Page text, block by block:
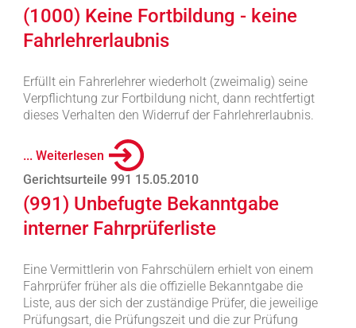
(1000) Keine Fortbildung - keine
Fahrlehrerlaubnis
Erfüllt ein Fahrerlehrer wiederholt (zweimalig) seine
Verpflichtung zur Fortbildung nicht, dann rechtfertigt
dieses Verhalten den Widerruf der Fahrlehrerlaubnis.
... Weiterlesen
Gerichtsurteile 991 15.05.2010
(991) Unbefugte Bekanntgabe
interner Fahrprüferliste
Eine Vermittlerin von Fahrschülern erhielt von einem
Fahrprüfer früher als die offizielle Bekanntgabe die
Liste, aus der sich der zuständige Prüfer, die jeweilige
Prüfungsart, die Prüfungszeit und die zur Prüfung